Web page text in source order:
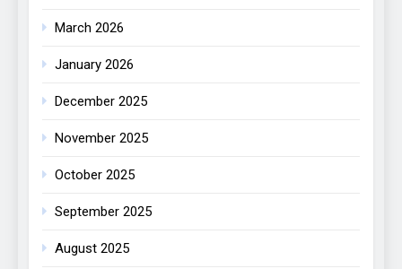
March 2026
January 2026
December 2025
November 2025
October 2025
September 2025
August 2025